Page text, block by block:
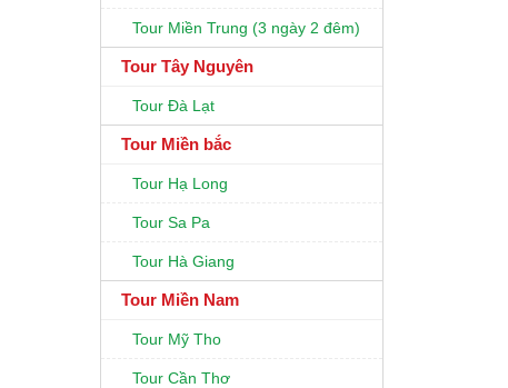
Tour Miền Trung (3 ngày 2 đêm)
Tour Tây Nguyên
Tour Đà Lạt
Tour Miền bắc
Tour Hạ Long
Tour Sa Pa
Tour Hà Giang
Tour Miền Nam
Tour Mỹ Tho
Tour Cần Thơ